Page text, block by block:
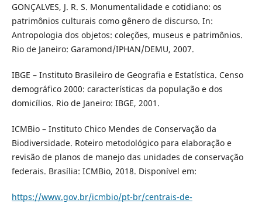
GONÇALVES, J. R. S. Monumentalidade e cotidiano: os
patrimônios culturais como gênero de discurso. In:
Antropologia dos objetos: coleções, museus e patrimônios.
Rio de Janeiro: Garamond/IPHAN/DEMU, 2007.
IBGE – Instituto Brasileiro de Geografia e Estatística. Censo
demográfico 2000: características da população e dos
domicílios. Rio de Janeiro: IBGE, 2001.
ICMBio – Instituto Chico Mendes de Conservação da
Biodiversidade. Roteiro metodológico para elaboração e
revisão de planos de manejo das unidades de conservação
federais. Brasília: ICMBio, 2018. Disponível em:
https://www.gov.br/icmbio/pt-br/centrais-de-